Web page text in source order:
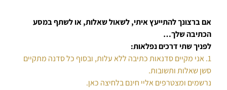
אם ברצונך להתייעץ איתי, לשאול שאלות, או לשתף במסע
הכתיבה שלך…
לפניך שתי דרכים נפלאות:
1. אני מקיים סדנאות כתיבה ללא עלות, ובסוף כל סדנה מתקיים
סשן שאלות ותשובות.
נרשמים ומצטרפים אליי חינם בלחיצה כאן.